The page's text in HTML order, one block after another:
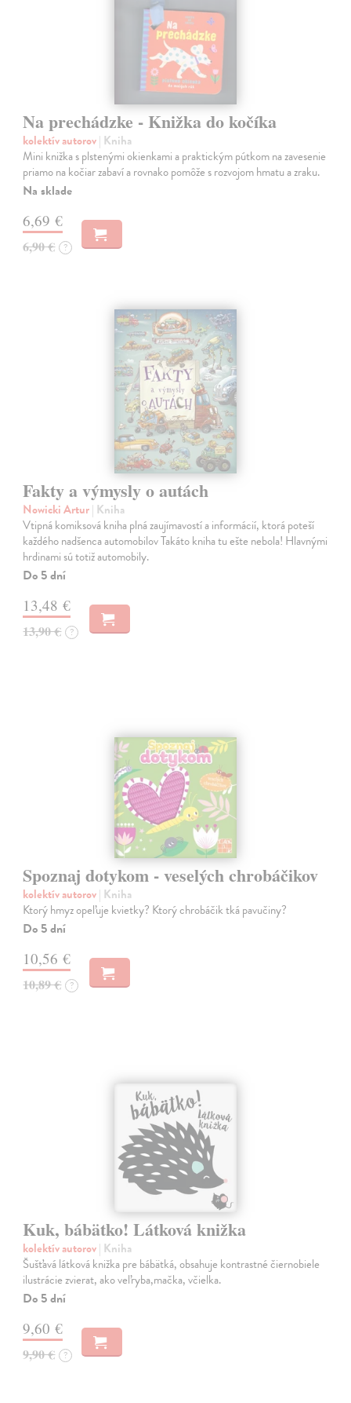
Na prechádzke - Knižka do kočíka
kolektív autorov| Kniha
Mini knižka s plstenými okienkami a praktickým pútkom na zavesenie
priamo na kočiar zabaví a rovnako pomôže s rozvojom hmatu a zraku.
Na sklade
6,69 €
6,90 € ?
Fakty a výmysly o autách
Nowicki Artur| Kniha
Vtipná komiksová kniha plná zaujímavostí a informácií, ktorá poteší
každého nadšenca automobilov Takáto kniha tu ešte nebola! Hlavnými
hrdinami sú totiž automobily.
Do 5 dní
13,48 €
13,90 € ?
Spoznaj dotykom - veselých chrobáčikov
kolektív autorov| Kniha
Ktorý hmyz opeľuje kvietky? Ktorý chrobáčik tká pavučiny?
Do 5 dní
10,56 €
10,89 € ?
Kuk, bábätko! Látková knižka
kolektív autorov| Kniha
Šušťavá látková knižka pre bábätká, obsahuje kontrastné čiernobiele
ilustrácie zvierat, ako veľryba,mačka, včielka.
Do 5 dní
9,60 €
9,90 € ?